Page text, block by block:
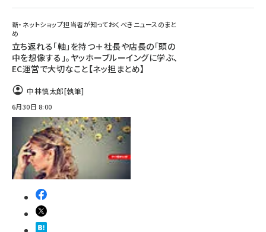
新・ネットショップ担当者が知っておくべきニュースのまと
め
立ち返れる「軸」を持つ＋社長や店長の「頭の
中を想像する」。ヤッホーブルーイングに学ぶ、
EC運営で大切なこと【ネッ担まとめ】
中林慎太郎[執筆]
6月30日 8:00